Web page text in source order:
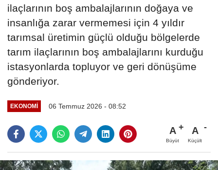
ilaçlarının boş ambalajlarının doğaya ve
insanlığa zarar vermemesi için 4 yıldır
tarımsal üretimin güçlü olduğu bölgelerde
tarım ilaçlarının boş ambalajlarını kurduğu
istasyonlarda topluyor ve geri dönüşüme
gönderiyor.
EKONOMI 06 Temmuz 2026 - 08:52
A
Büyüt
A
Küçült